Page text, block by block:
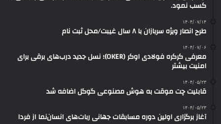
کسب نمود.
۱۴۰۴/۰۷/۱۴
طرح انصار ویژه سربازان با ۸ سال غیبت/محل ثبت نام
۱۴۰۴/۰۷/۰۶
معرفی کرکره فولادی اوکر (OKER)؛ نسل جدید درب‌های برقی برای
امنیت بیشتر
۱۴۰۴/۰۵/۲۳
قابلیت چت موقت به هوش مصنوعی گوگل اضافه شد
۱۴۰۴/۰۵/۲۳
آغاز برگزاری اولین دوره مسابقات جهانی ربات‌های انسان‌نما از فردا